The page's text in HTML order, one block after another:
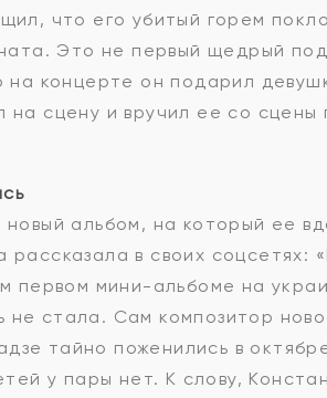
что его убитый горем
Это не первый щедрый
концерте он подарил
сцену и вручил ее со сцены
альбом, на который ее
в своих соцсетях:
первом мини-альбоме на
стала. Сам композитор
тайно поженились в
у пары нет. К слову,